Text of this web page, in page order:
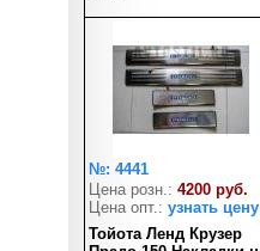
№: 4441
Цена розн.: 4200 руб.
Цена опт.: узнать цену
Тойота Ленд Крузер